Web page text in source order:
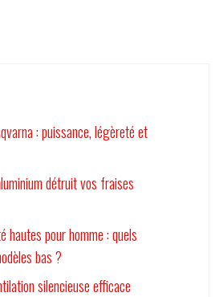
: puissance, légèreté et
détruit vos fraises
hautes pour homme : quels
bas ?
silencieuse efficace